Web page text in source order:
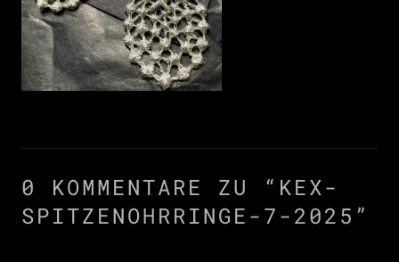
0 KOMMENTARE ZU “ KEX-
SPITZENOHRRINGE-7-2025 ”